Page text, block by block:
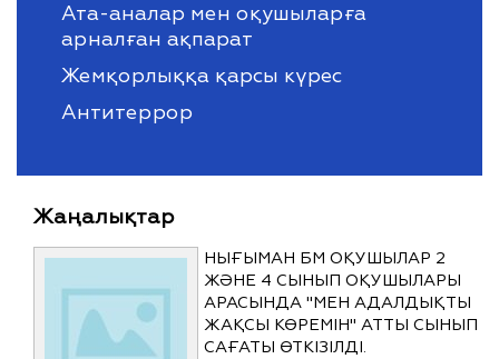
Ата-аналар мен оқушыларға
арналған ақпарат
Жемқорлыққа қарсы күрес
Антитеррор
Жаңалықтар
НЫҒЫМАН БМ ОҚУШЫЛАР 2
ЖӘНЕ 4 СЫНЫП ОҚУШЫЛАРЫ
АРАСЫНДА "МЕН АДАЛДЫҚТЫ
ЖАҚСЫ КӨРЕМІН" АТТЫ СЫНЫП
САҒАТЫ ӨТКІЗІЛДІ.